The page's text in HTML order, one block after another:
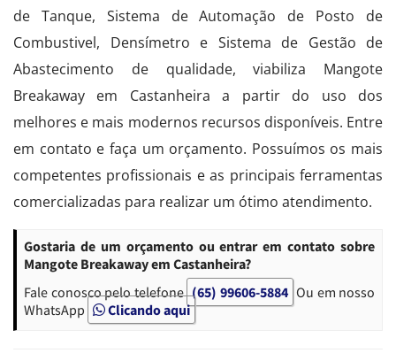
de Tanque, Sistema de Automação de Posto de
Combustivel, Densímetro e Sistema de Gestão de
Abastecimento de qualidade, viabiliza Mangote
Breakaway em Castanheira a partir do uso dos
melhores e mais modernos recursos disponíveis. Entre
em contato e faça um orçamento. Possuímos os mais
competentes profissionais e as principais ferramentas
comercializadas para realizar um ótimo atendimento.
Gostaria de um orçamento ou entrar em contato sobre
Mangote Breakaway em Castanheira?
Fale conosco pelo telefone (65) 99606-5884 Ou em nosso
WhatsApp
Clicando aqui